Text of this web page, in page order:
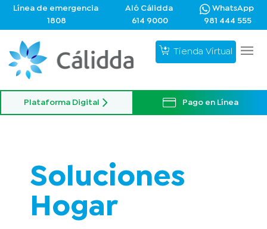
Línea de emergencia
1808
Aló Cálidda
614 9000
WhatsApp
981 444 555
Tienda Virtual
Plataforma Digital Pago en Línea
Soluciones
Hogar